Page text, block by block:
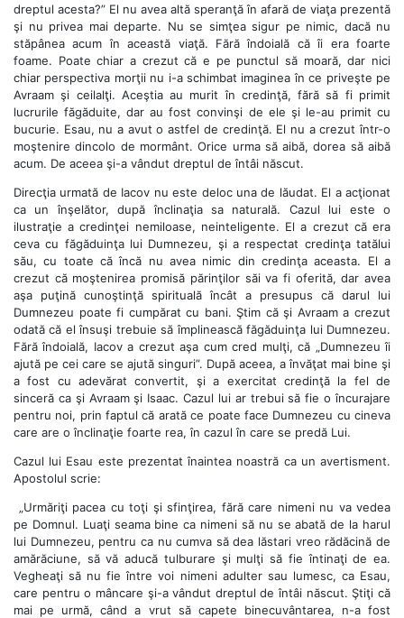
dreptul acesta?” El nu avea altă speranţă în afară de viaţa prezentă
şi nu privea mai departe. Nu se simţea sigur pe nimic, dacă nu
stăpânea acum în această viaţă. Fără îndoială că îi era foarte
foame. Poate chiar a crezut că e pe punctul să moară, dar nici
chiar perspectiva morţii nu i-a schimbat imaginea în ce priveşte pe
Avraam şi ceilalţi. Aceştia au murit în credinţă, fără să fi primit
lucrurile făgăduite, dar au fost convinşi de ele şi le-au primit cu
bucurie. Esau, nu a avut o astfel de credinţă. El nu a crezut într-o
moştenire dincolo de mormânt. Orice urma să aibă, dorea să aibă
acum. De aceea şi-a vândut dreptul de întâi născut.
Direcţia urmată de Iacov nu este deloc una de lăudat. El a acţionat
ca un înşelător, după înclinaţia sa naturală. Cazul lui este o
ilustraţie a credinţei nemiloase, neinteligente. El a crezut că era
ceva cu făgăduinţa lui Dumnezeu, şi a respectat credinţa tatălui
său, cu toate că încă nu avea nimic din credinţa aceasta. El a
crezut că moştenirea promisă părinţilor săi va fi oferită, dar avea
aşa puţină cunoştinţă spirituală încât a presupus că darul lui
Dumnezeu poate fi cumpărat cu bani. Ştim că şi Avraam a crezut
odată că el însuşi trebuie să împlinească făgăduinţa lui Dumnezeu.
Fără îndoială, Iacov a crezut aşa cum cred mulţi, că „Dumnezeu îi
ajută pe cei care se ajută singuri”. După aceea, a învăţat mai bine şi
a fost cu adevărat convertit, şi a exercitat credinţă la fel de
sinceră ca şi Avraam şi Isaac. Cazul lui ar trebui să fie o încurajare
pentru noi, prin faptul că arată ce poate face Dumnezeu cu cineva
care are o înclinaţie foarte rea, în cazul în care se predă Lui.
Cazul lui Esau este prezentat înaintea noastră ca un avertisment.
Apostolul scrie:
„Urmăriţi pacea cu toţi şi sfinţirea, fără care nimeni nu va vedea
pe Domnul. Luaţi seama bine ca nimeni să nu se abată de la harul
lui Dumnezeu, pentru ca nu cumva să dea lăstari vreo rădăcină de
amărăciune, să vă aducă tulburare şi mulţi să fie întinaţi de ea.
Vegheaţi să nu fie între voi nimeni adulter sau lumesc, ca Esau,
care pentru o mâncare şi-a vândut dreptul de întâi născut. Ştiţi că
mai pe urmă, când a vrut să capete binecuvântarea, n-a fost